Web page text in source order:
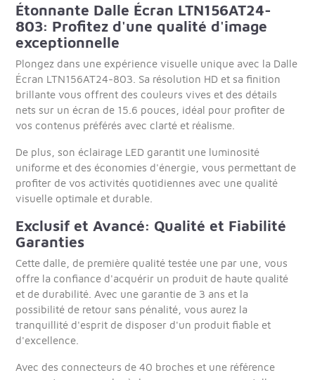
Étonnante Dalle Écran LTN156AT24-
803: Profitez d'une qualité d'image
exceptionnelle
Plongez dans une expérience visuelle unique avec la Dalle
Écran LTN156AT24-803. Sa résolution HD et sa finition
brillante vous offrent des couleurs vives et des détails
nets sur un écran de 15.6 pouces, idéal pour profiter de
vos contenus préférés avec clarté et réalisme.
De plus, son éclairage LED garantit une luminosité
uniforme et des économies d'énergie, vous permettant de
profiter de vos activités quotidiennes avec une qualité
visuelle optimale et durable.
Exclusif et Avancé: Qualité et Fiabilité
Garanties
Cette dalle, de première qualité testée une par une, vous
offre la confiance d'acquérir un produit de haute qualité
et de durabilité. Avec une garantie de 3 ans et la
possibilité de retour sans pénalité, vous aurez la
tranquillité d'esprit de disposer d'un produit fiable et
d'excellence.
Avec des connecteurs de 40 broches et une référence